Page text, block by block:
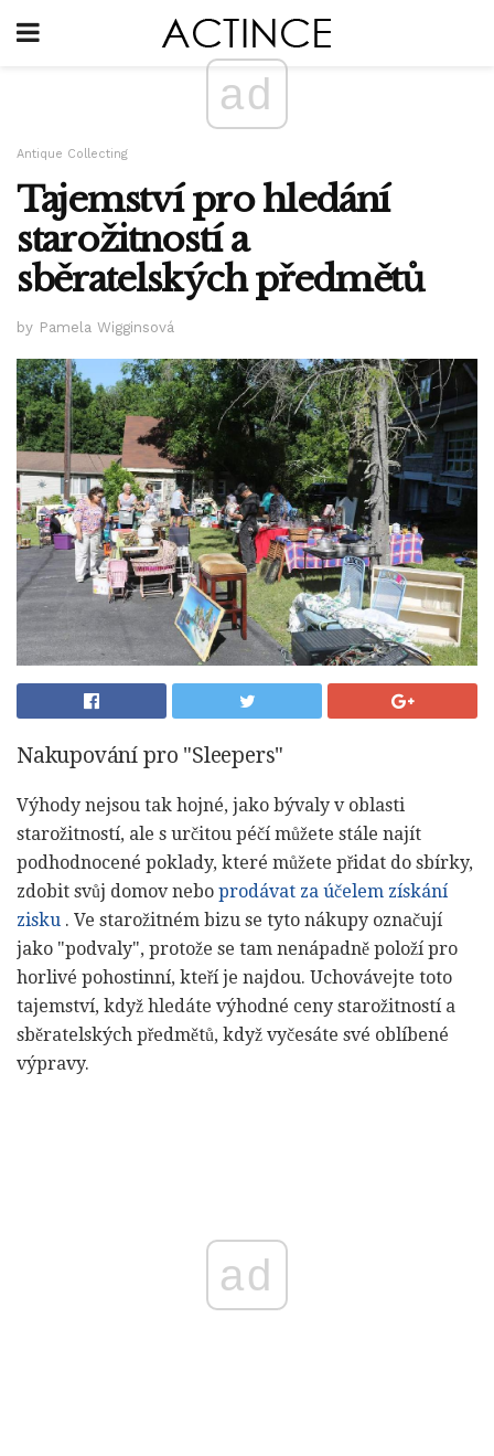
ad
Antique Collecting
Tajemství pro hledání
starožitností a
sběratelských předmětů
by Pamela Wigginsová
Nakupování pro "Sleepers"
Výhody nejsou tak hojné, jako bývaly v oblasti
starožitností, ale s určitou péčí můžete stále najít
podhodnocené poklady, které můžete přidat do sbírky,
zdobit svůj domov nebo prodávat za účelem získání
zisku . Ve starožitném bizu se tyto nákupy označují
jako "podvaly", protože se tam nenápadně položí pro
horlivé pohostinní, kteří je najdou. Uchovávejte toto
tajemství, když hledáte výhodné ceny starožitností a
sběratelských předmětů, když vyčesáte své oblíbené
výpravy.
ad